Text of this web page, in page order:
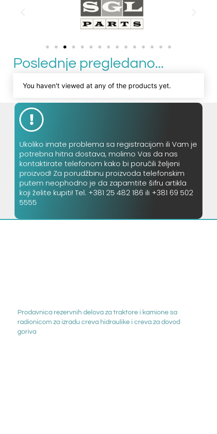
Poslednje pregledano...
You haven't viewed at any of the products yet.
Ukoliko imate problema sa registracijom ili Vam je
potrebna hitna dostava, molimo Vas da nas
kontaktirate telefonom kako bi poručili željeni
proizvod! Za porudžbinu proizvoda telefonskim
putem neophodno je da zapamtite šifru artikla
koji želite kupiti! Tel. +381 25 482 186 ili +381 69 502
5555
Prodavnica rezervnih delova za traktore i kamione sa
radionicom za izradu creva hidraulike i creva za dovod
goriva